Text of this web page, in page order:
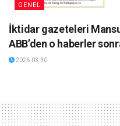
GENEL
İktidar gazeteleri
ABB’den o haberler
2026-03-30